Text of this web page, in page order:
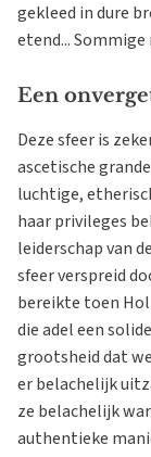
gekleed in dure
etend...
Een
Deze sfeer is
ascetische
luchtige,
haar privileges
leiderschap van
sfeer verspreid
bereikte toen
die adel een
grootsheid dat
er belachelijk
ze belachelijk
authentieke